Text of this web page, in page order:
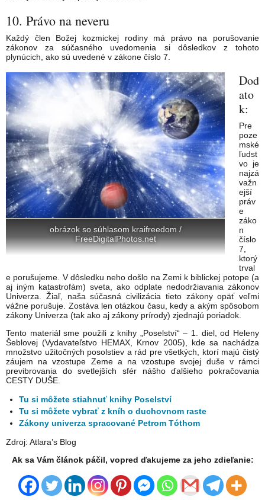
10. Právo na neveru
Každý člen Božej kozmickej rodiny má právo na porušovanie
zákonov za súčasného uvedomenia si dôsledkov z tohoto
plynúcich, ako sú uvedené v zákone číslo 7.
obrázok so súhlasom kraifreedom /
FreeDigitalPhotos.net
Dod
ato
k:
Pre
poze
mské
ľudst
vo je
najzá
važn
ejší
práv
e
záko
n
číslo
7,
ktorý
trval
e porušujeme. V dôsledku neho došlo na Zemi k biblickej potope (a
aj iným katastrofám) sveta, ako odplate nedodržiavania zákonov
Univerza. Žiaľ, naša súčasná civilizácia tieto zákony opäť veľmi
vážne porušuje. Zostáva len otázkou času, kedy a akým spôsobom
zákony Univerza (tak ako aj zákony prírody) zjednajú poriadok.
Tento materiál sme použili z knihy „Poselství“ – 1. diel, od Heleny
Šeblovej (Vydavateľstvo HEMAX, Krnov 2005), kde sa nachádza
množstvo užitočných posolstiev a rád pre všetkých, ktorí majú čistý
záujem na vzostupe Zeme a na vzostupe svojej duše v rámci
previbrovania do svetlejších sfér nášho ďalšieho pokračovania
CESTY DUŠE.
Tu si môžete stiahnuť knihy Poselství
Tu si môžete vybrať z kníh o duchovnom raste
Zákony univerza spracované Petrom Tóthom
Zdroj: Atlara’s Blog
Ak sa Vám článok páčil, vopred ďakujeme za jeho zdieľanie: